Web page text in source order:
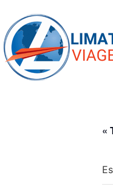
content
«